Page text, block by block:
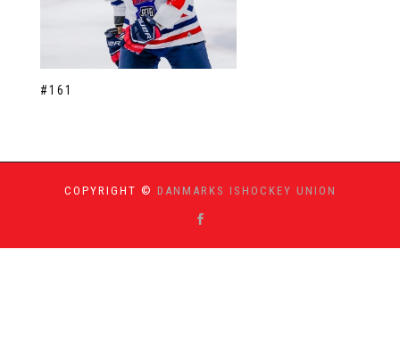
#161
COPYRIGHT © DANMARKS ISHOCKEY UNION